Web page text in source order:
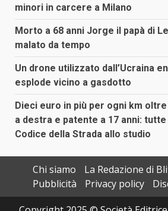
minori in carcere a Milano
Morto a 68 anni Jorge il papà di
malato da tempo
Un drone utilizzato dall’Ucraina
esplode vicino a gasdotto
Dieci euro in più per ogni km
a destra e patente a 17 anni: tutte
Codice della Strada allo studio
Chi siamo
La Redazione di
Pubblicità
Privacy policy